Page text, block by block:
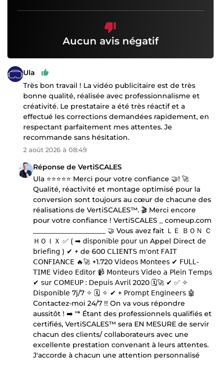
Aucun avis négatif
Ula
Très bon travail ! La vidéo publicitaire est de très
bonne qualité, réalisée avec professionnalisme et
créativité. Le prestataire a été très réactif et a
effectué les corrections demandées rapidement, en
respectant parfaitement mes attentes. Je
recommande sans hésitation.
2 août 2026 à 08:49
Réponse de VertiSCALES
Ula ⭐⭐⭐⭐⭐ Merci pour votre confiance 🤝! 🚀
Qualité, réactivité et montage optimisé pour la
conversion sont toujours au cœur de chacune des
réalisations de VertiSCALES™. 🎬 Merci encore
pour votre confiance ! VertiSCALES _ comeup.com
_____________________ 🤝 Vous avez fait ＬＥ ＢＯＮ Ｃ
ＨＯＩＸ ✅ ( ➡ 𝖽𝗂𝗌𝗉𝗈𝗇𝗂𝖻𝗅𝖾 𝗉𝗈𝗎𝗋 𝗎𝗇 Appel Direct 𝖽𝖾
𝖻𝗋𝗂𝖾𝖿𝗂𝗇𝗀 ) ✔ + de 600 𝖢𝖫𝖨𝖤𝖭𝖳𝖲 𝗆'𝗈𝗇𝗍 𝖥𝖠𝖨𝖳
𝖢𝖮𝖭𝖥𝖨𝖠𝖭𝖢𝖤 🔥🚀 +1.720 𝖵𝗂𝖽𝖾𝗈𝗌 𝖬𝗈𝗇𝗍𝖾𝖾𝗌 ✔ 𝖥𝖴𝖫𝖫-
𝖳𝖨𝖬𝖤 𝖵𝗂𝖽𝖾𝗈 𝖤𝖽𝗂𝗍𝗈𝗋 📹 𝖬𝗈𝗇𝗍𝖾𝗎𝗋𝗌 𝖵𝗂𝖽𝖾𝗈 𝖺 𝖯𝗅𝖾𝗂𝗇 𝖳𝖾𝗆𝗉𝗌
✔ 𝗌𝗎𝗋 𝖢𝖮𝖬𝖤𝖴𝖯 : 𝖣𝖾𝗉𝗎𝗂𝗌 𝖠𝗏𝗋𝗂𝗅 2020 🗓🚀 ✔ ✅ ✧
𝖣𝗂𝗌𝗉𝗈𝗇𝗂𝖻𝗅𝖾 7𝗃/7 ✧ 🗓 ✧ ✔ + 𝖯𝗋𝗈𝗆𝗉𝗍 𝖤𝗇𝗀𝗂𝗇𝖾𝖾𝗋𝗌 🤖
Contactez-moi 24/7 !! On va vous répondre
aussitôt ! ➡️ "* Étant des professionnels qualifiés et
certifiés, VertiSCALES™ sera EN MESURE de servir
chacun des clients/ collaborateurs avec une
excellente prestation convenant à leurs attentes.
J'accorde à chacun une attention personnalisé